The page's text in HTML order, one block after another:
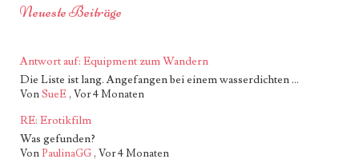
Neueste Beiträge
Antwort auf: Equipment zum Wandern
Die Liste ist lang. Angefangen bei einem wasserdichten ...
VonSueE, Vor 4 Monaten
RE: Erotikfilm
Was gefunden?
VonPaulinaGG, Vor 4 Monaten